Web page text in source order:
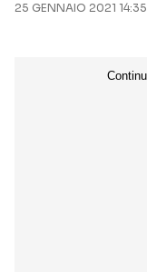
25 GENNAIO 2021 14:35